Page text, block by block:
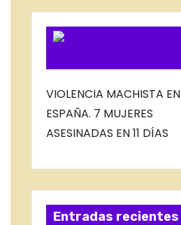
G
VIOLENCIA MACHISTA EN
ESPAÑA. 7 MUJERES
ASESINADAS EN 11 DÍAS
Entradas recientes